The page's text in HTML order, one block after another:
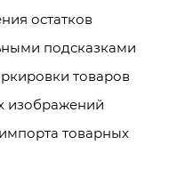
остатков
подсказками
товаров
изображений
товарных